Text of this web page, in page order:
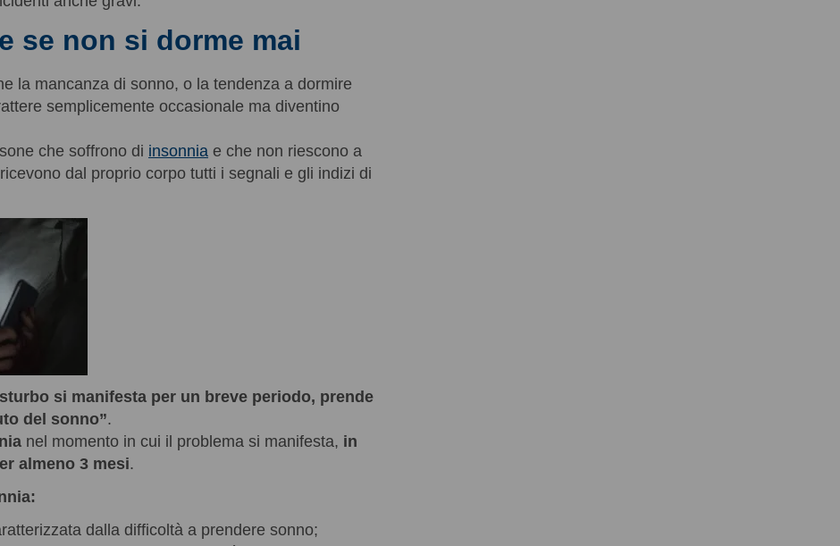
se non si dorme mai
la mancanza di sonno, o la tendenza a dormire
semplicemente occasionale ma diventino
che soffrono di insonnia e che non riescono a
dal proprio corpo tutti i segnali e gli indizi di
si manifesta per un breve periodo, prende
del sonno”.
nel momento in cui il problema si manifesta, in
almeno 3 mesi.
dalla difficoltà a prendere sonno;